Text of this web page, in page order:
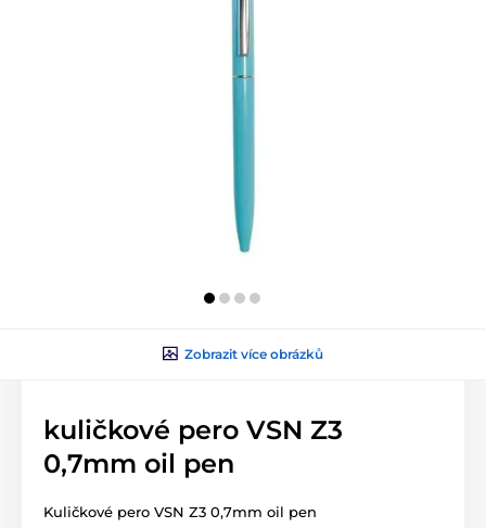
Zobrazit více obrázků
kuličkové pero VSN Z3
0,7mm oil pen
Kuličkové pero VSN Z3 0,7mm oil pen